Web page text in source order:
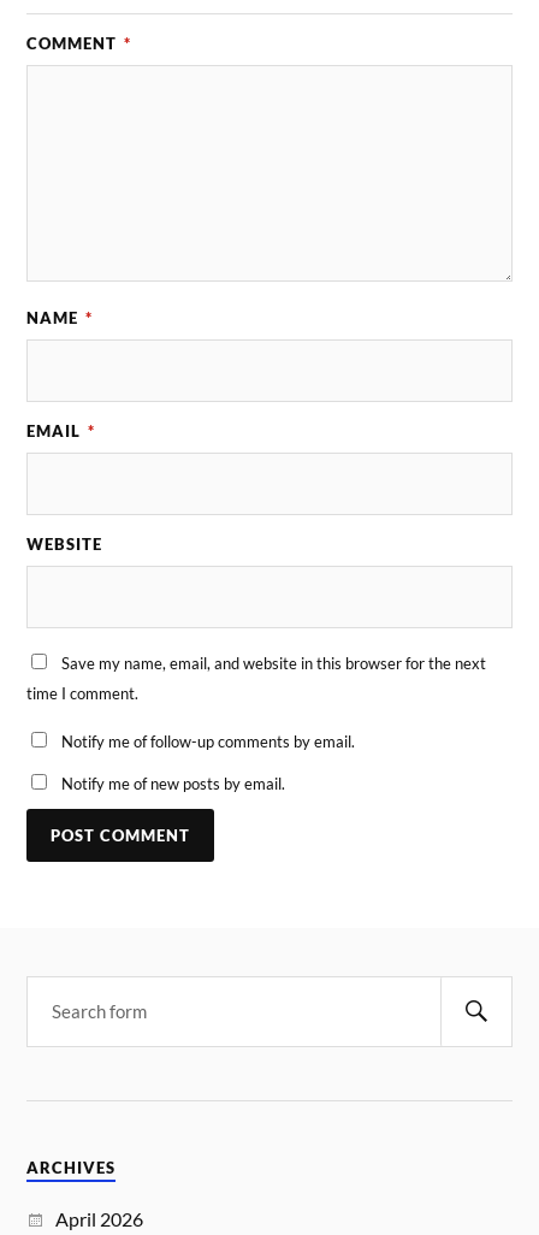
COMMENT *
NAME *
EMAIL *
WEBSITE
Save my name, email, and website in this browser for the next
time I comment.
Notify me of follow-up comments by email.
Notify me of new posts by email.
ARCHIVES
April 2026